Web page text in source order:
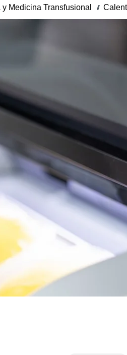
Medicina Transfusional ///